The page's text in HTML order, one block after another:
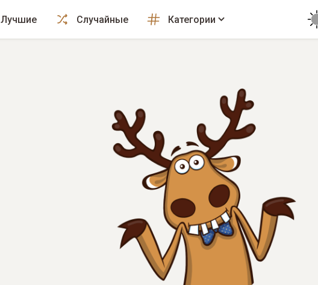
Лучшие Случайные Категории